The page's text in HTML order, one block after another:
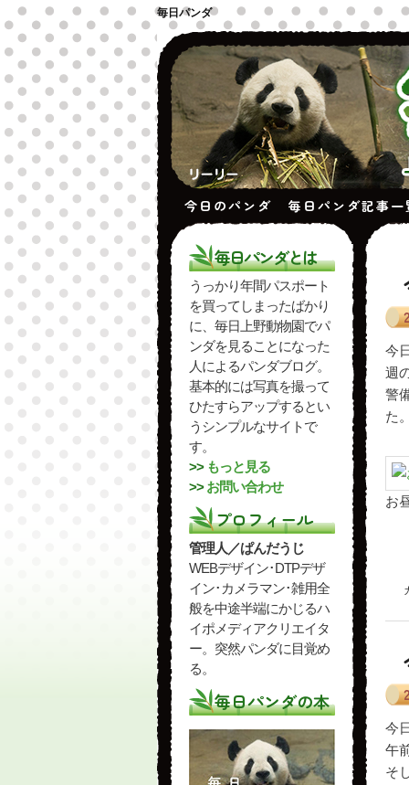
毎日パンダ
今日のパンダ 毎日パンダ記事一
毎日パンダとは
うっかり年間パスポート
を買ってしまったばかり
に、毎日上野動物園でパ
ンダを見ることになった
人によるパンダブログ。
基本的には写真を撮って
ひたすらアップするとい
うシンプルなサイトで
す。
>> もっと見る
>>お問い合わせ
プロフィール
管理人／ぱんだうじ
WEBデザイン･DTPデザ
イン･カメラマン･雑用全
般を中途半端にかじるハ
イポメディアクリエイタ
ー。突然パンダに目覚め
る。
毎日パンダの本
今
週
警
た
お
今
午
そ